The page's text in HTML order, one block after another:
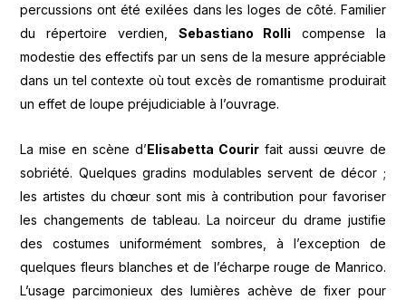
percussions ont été exilées dans les loges de côté. Familier
du répertoire verdien, Sebastiano Rolli compense la
modestie des effectifs par un sens de la mesure appréciable
dans un tel contexte où tout excès de romantisme produirait
un effet de loupe préjudiciable à l’ouvrage.
La mise en scène d’ Elisabetta Courirfait aussi œuvre de
sobriété. Quelques gradins modulables servent de décor ;
les artistes du chœur sont mis à contribution pour favoriser
les changements de tableau. La noirceur du drame justifie
des costumes uniformément sombres, à l’exception de
quelques fleurs blanches et de l’écharpe rouge de Manrico.
L’usage parcimonieux des lumières achève de fixer pour